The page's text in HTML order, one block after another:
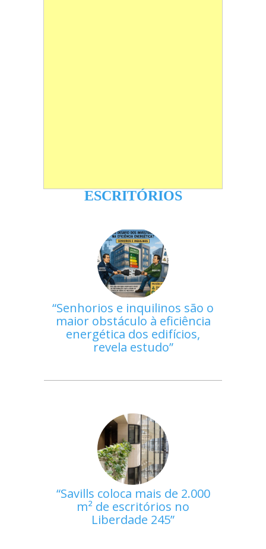
ESCRITÓRIOS
Senhorios e inquilinos são o
maior obstáculo à eficiência
energética dos edifícios,
revela estudo
Savills coloca mais de 2.000
m² de escritórios no
Liberdade 245